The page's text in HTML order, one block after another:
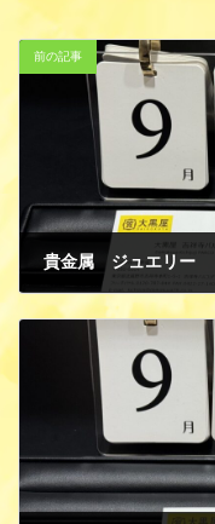
前の記事
9月 7, 2025